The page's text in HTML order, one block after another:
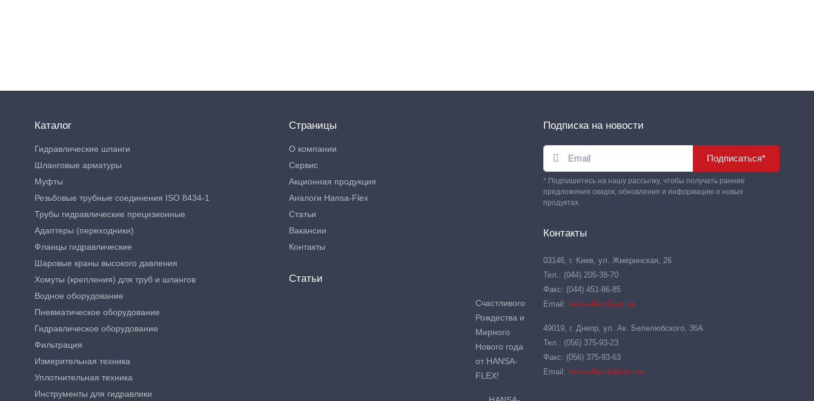
Каталог
Гидравлические шланги
Шланговые арматуры
Муфты
Резьбовые трубные соединения ISO 8434-1
Трубы гидравлические прецизионные
Адаптеры (переходники)
Фланцы гидравлические
Шаровые краны высокого давления
Хомуты (крепления) для труб и шлангов
Водное оборудование
Пневматическое оборудование
Гидравлическое оборудование
Фильтрация
Измерительная техника
Уплотнительная техника
Инструменты для гидравлики
Страницы
О компании
Сервис
Акционная продукция
Аналоги Hansa-Flex
Статьи
Вакансии
Контакты
Статьи
Счастливого
Рождества и
Мирного
Нового года
от HANSA-
FLEX!
Подписка на новости
Подписаться*
* Подпишитесь на нашу рассылку, чтобы получать ранние
предложения скидок, обновления и информацию о новых
продуктах.
Контакты
03146, г. Киев, ул. Жмеринская, 26
Тел.: (044) 205-38-70
Факс: (044) 451-86-85
Email: hansa-flex@ukr.net
49019, г. Днепр, ул. Ак. Белелюбского, 36А
Тел.: (056) 375-93-23
Факс: (056) 375-93-63
Email: hansa-flexdn@ukr.net